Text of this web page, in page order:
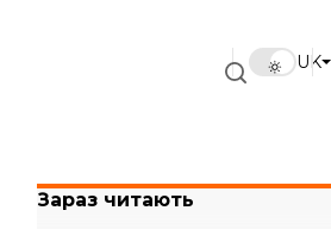
UK
Зараз читають